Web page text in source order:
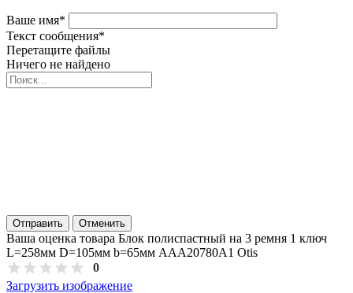
Ваше имя*
Текст сообщения*
Перетащите файлы
Ничего не найдено
Отправить Отменить
Ваша оценка товара Блок полиспастный на 3 ремня 1 ключ
L=258мм D=105мм b=65мм AAA20780A1 Otis
0
Загрузить изображение